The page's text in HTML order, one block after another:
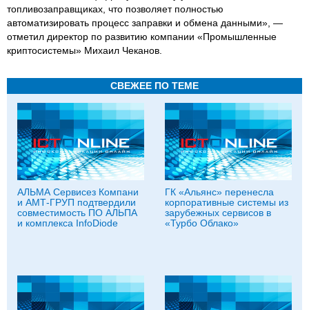
топливозаправщиках, что позволяет полностью
автоматизировать процесс заправки и обмена данными», —
отметил директор по развитию компании «Промышленные
криптосистемы» Михаил Чеканов.
СВЕЖЕЕ ПО ТЕМЕ
АЛЬМА Сервисез Компани
и АМТ-ГРУП подтвердили
совместимость ПО АЛЬПА
и комплекса InfoDiode
ГК «Альянс» перенесла
корпоративные системы из
зарубежных сервисов в
«Турбо Облако»